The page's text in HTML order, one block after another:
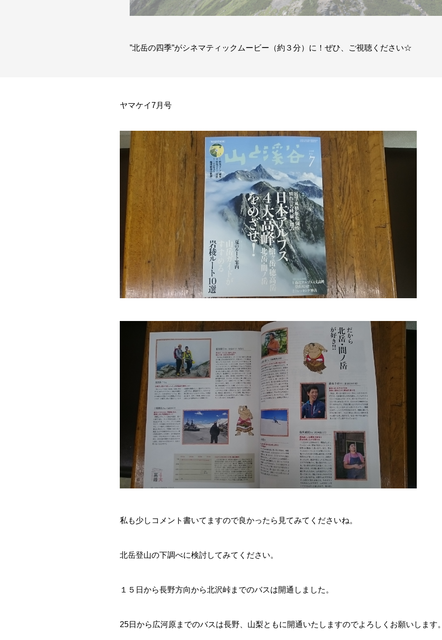
”北岳の四季”がシネマティックムービー（約３分）に！ぜひ、ご視聴ください☆
ヤマケイ7月号
私も少しコメント書いてますので良かったら見てみてくださいね。
北岳登山の下調べに検討してみてください。
１５日から長野方向から北沢峠までのバスは開通しました。
25日から広河原までのバスは長野、山梨ともに開通いたしますのでよろしくお願いします。